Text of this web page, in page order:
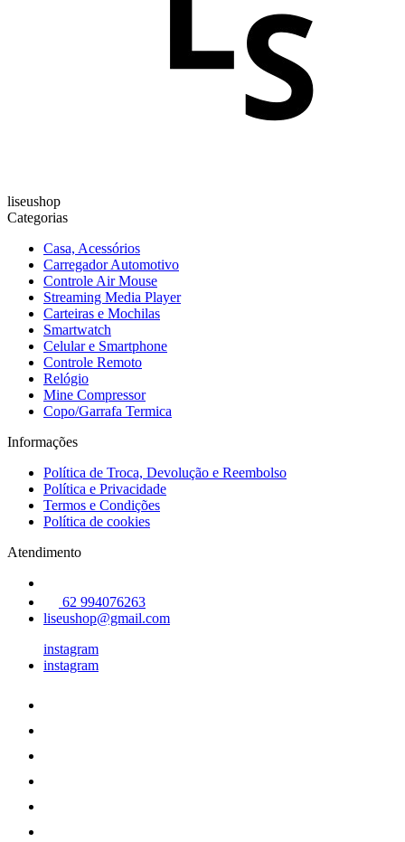
liseushop
Categorias
Casa, Acessórios
Carregador Automotivo
Controle Air Mouse
Streaming Media Player
Carteiras e Mochilas
Smartwatch
Celular e Smartphone
Controle Remoto
Relógio
Mine Compressor
Copo/Garrafa Termica
Informações
Política de Troca, Devolução e Reembolso
Política e Privacidade
Termos e Condições
Política de cookies
Atendimento
62 994076263
liseushop@gmail.com
instagram
instagram